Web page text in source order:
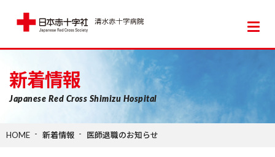
新着情報
Japanese Red Cross Shimizu Hospital
HOME 新着情報 医師退職のお知らせ